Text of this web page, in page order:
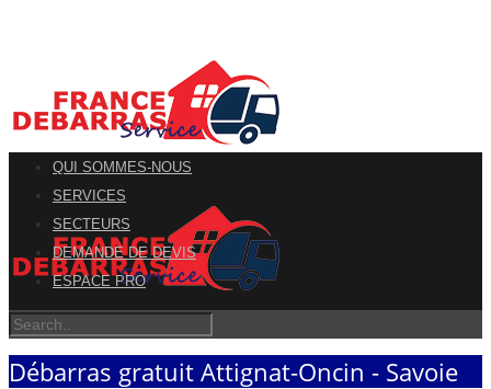
QUI SOMMES-NOUS
SERVICES
SECTEURS
DEMANDE DE DEVIS
ESPACE PRO
Débarras gratuit Attignat-Oncin - Savoie